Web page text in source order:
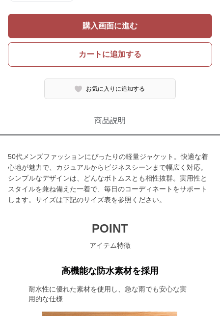
購入画面に進む
カートに追加する
お気に入りに追加する
商品説明
50代メンズファッションにぴったりの軽量ジャケット。快適な着
心地が魅力で、カジュアルからビジネスシーンまで幅広く対応。
シンプルなデザインは、どんなボトムスとも相性抜群。実用性と
スタイルを兼ね備えた一着で、毎日のコーディネートをサポート
します。サイズは下記のサイズ表を参照ください。
POINT
アイテム特徴
高機能な防水素材を採用
耐水性に優れた素材を使用し、急な雨でも安心な実
用的な仕様